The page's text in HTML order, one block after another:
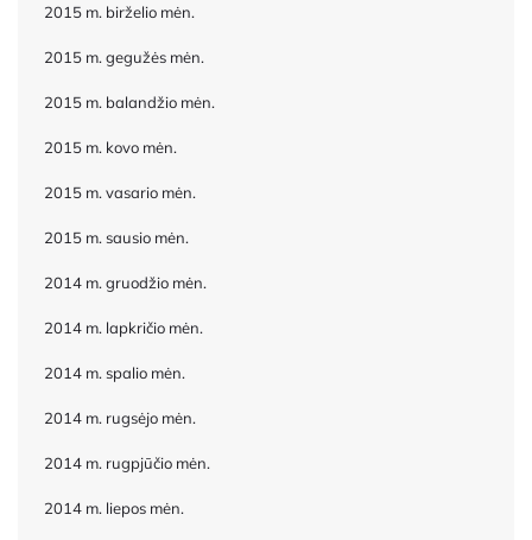
2015 m. birželio mėn.
2015 m. gegužės mėn.
2015 m. balandžio mėn.
2015 m. kovo mėn.
2015 m. vasario mėn.
2015 m. sausio mėn.
2014 m. gruodžio mėn.
2014 m. lapkričio mėn.
2014 m. spalio mėn.
2014 m. rugsėjo mėn.
2014 m. rugpjūčio mėn.
2014 m. liepos mėn.